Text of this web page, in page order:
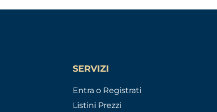
SERVIZI
Entra o Registrati
Listini Prezzi